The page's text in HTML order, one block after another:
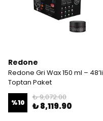
Redone
Redone Gri Wax 150 ml – 48’li
Toptan Paket
%10
₺ 9,072.00
₺ 8,119.90